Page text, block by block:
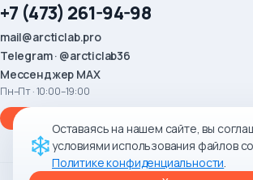
+7 (473) 261-94-98
mail@arcticlab.pro
Telegram · @arcticlab36
Мессенджер MAX
Пн–Пт · 10:00–19:00
Заказать звонок
Оставаясь на нашем сайте, вы
условиями использования файлов
Политике конфиденциальности.